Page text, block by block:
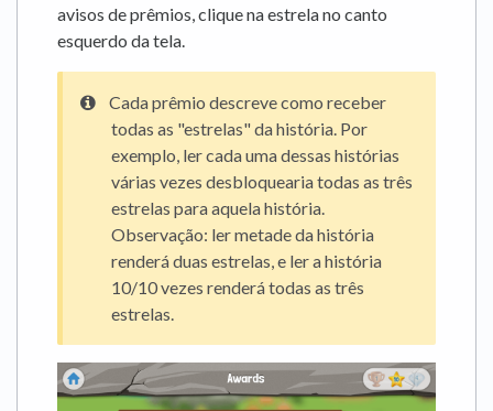
avisos de prêmios, clique na estrela no canto
esquerdo da tela.
Cada prêmio descreve como receber
todas as "estrelas" da história. Por
exemplo, ler cada uma dessas histórias
várias vezes desbloquearia todas as três
estrelas para aquela história.
Observação: ler metade da história
renderá duas estrelas, e ler a história
10/10 vezes renderá todas as três
estrelas.